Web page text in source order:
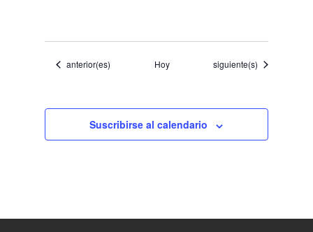
Eventos
anterior(es) Hoy Eventos
siguiente(s)
Suscribirse al calendario